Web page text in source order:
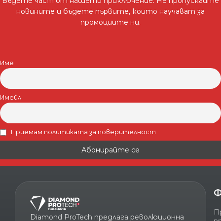
новините и бъдете първите, които научават за
промоциите ни.
Име
Имейл
Приемам политиката за поверителност
Diamond ProTech предлага революционна